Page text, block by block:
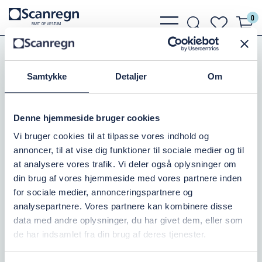
Samtykke Detaljer Om
Denne hjemmeside bruger cookies
Vi bruger cookies til at tilpasse vores indhold og
annoncer, til at vise dig funktioner til sociale medier og til
at analysere vores trafik. Vi deler også oplysninger om
din brug af vores hjemmeside med vores partnere inden
for sociale medier, annonceringspartnere og
analysepartnere. Vores partnere kan kombinere disse
data med andre oplysninger, du har givet dem, eller som
de har indsamlet fra din brug af deres tjenester.
PARTOF VESTUM
bars
light
search
light
heart 0
Slanger, Spændebånd
Trykluft og Sprøjteslange
KLAR ARMERET 25MM
Varenr.:
På lager: 10+
59,06 DKKinkl. moms
Læg i kurv